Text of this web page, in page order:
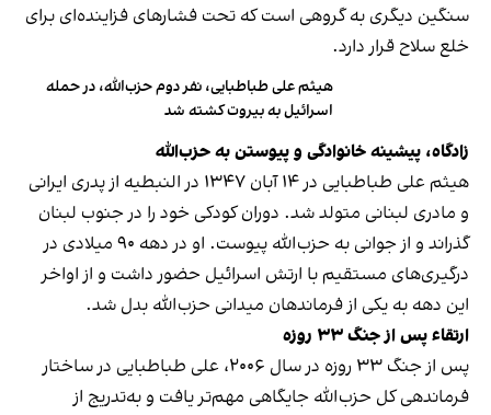
سنگین دیگری به گروهی است که تحت فشارهای فزاینده‌ای برای
خلع سلاح قرار دارد.
هیثم علی طباطبایی، نفر دوم حزب‌الله، در حمله
اسرائیل به بیروت کشته شد
زادگاه، پیشینه خانوادگی و پیوستن به حزب‌الله
هیثم علی طباطبایی در ۱۴ آبان ۱۳۴۷ در النبطیه از پدری ایرانی
و مادری لبنانی متولد شد. دوران کودکی خود را در جنوب لبنان
گذراند و از جوانی به حزب‌الله پیوست. او در دهه ۹۰ میلادی در
درگیری‌های مستقیم با ارتش اسرائیل حضور داشت و از اواخر
این دهه به یکی از فرماندهان میدانی حزب‌الله بدل شد.
ارتقاء پس از جنگ ۳۳ روزه
پس از جنگ ۳۳ روزه در سال ۲۰۰۶، علی طباطبایی در ساختار
فرماندهی کل حزب‌الله جایگاهی مهم‌تر یافت و به‌تدریج از